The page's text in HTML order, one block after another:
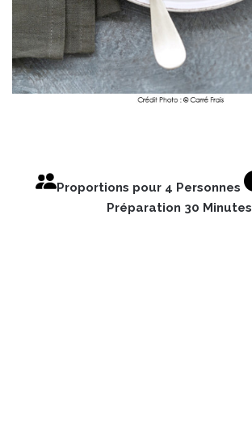
Proportions pour 4 Personnes
Préparation 30 Minutes